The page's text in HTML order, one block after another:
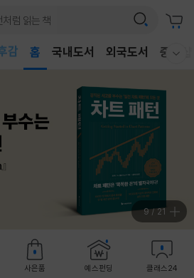
이
홈 국내도서 외국도서 중고샵
9/21
사은품 예스펀딩 클래스24